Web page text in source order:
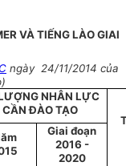
VÀ TIẾNG LÀO GIAI
ngày 24/11/2014 của
NHÂN LỰC
CẦN ĐÀO TẠO
Giai đoạn
2016 -
2020